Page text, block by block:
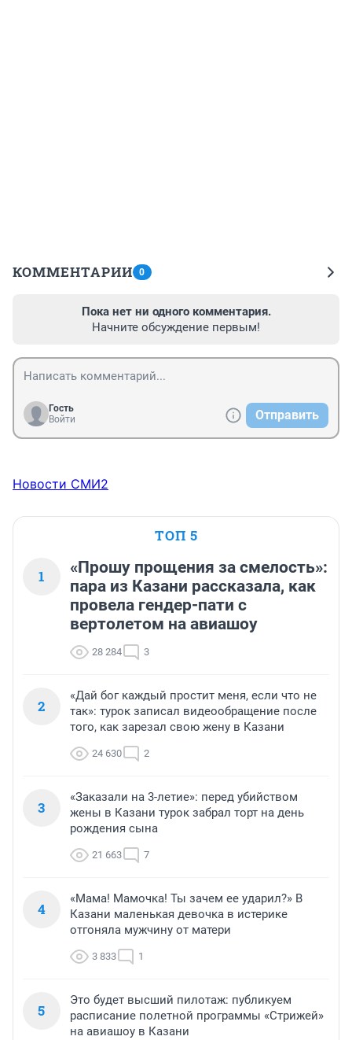
КОММЕНТАРИИ 0
Пока нет ни одного комментария.
Начните обсуждение первым!
Гость
Войти
Отправить
Новости СМИ2
ТОП 5
1
«Прошу прощения за смелость»:
пара из Казани рассказала, как
провела гендер-пати с
вертолетом на авиашоу
28 284 3
2
«Дай бог каждый простит меня, если что не
так»: турок записал видеообращение после
того, как зарезал свою жену в Казани
24 630 2
3
«Заказали на 3-летие»: перед убийством
жены в Казани турок забрал торт на день
рождения сына
21 663 7
4
«Мама! Мамочка! Ты зачем ее ударил?» В
Казани маленькая девочка в истерике
отгоняла мужчину от матери
3 833 1
5
Это будет высший пилотаж: публикуем
расписание полетной программы «Стрижей»
на авиашоу в Казани